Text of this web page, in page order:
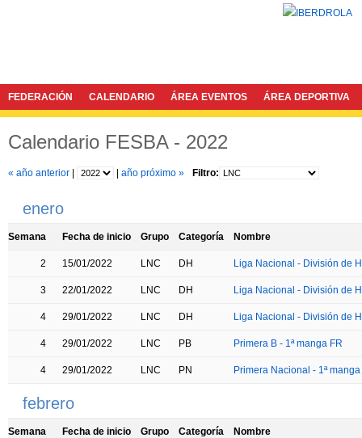
FEDERACIÓN CALENDARIO ÁREA EVENTOS ÁREA DEPORTIVA
Calendario FESBA - 2022
« año anterior año próximo » Filtro:
enero
Semana Fecha de inicio Grupo Categoría Nombre
2 15/01/2022 LNC DH Liga Nacional - División de
3 22/01/2022 LNC DH Liga Nacional - División de
4 29/01/2022 LNC DH Liga Nacional - División de
4 29/01/2022 LNC PB Primera B - 1ª manga FR
4 29/01/2022 LNC PN Primera Nacional - 1ª
febrero
Semana Fecha de inicio Grupo Categoría Nombre